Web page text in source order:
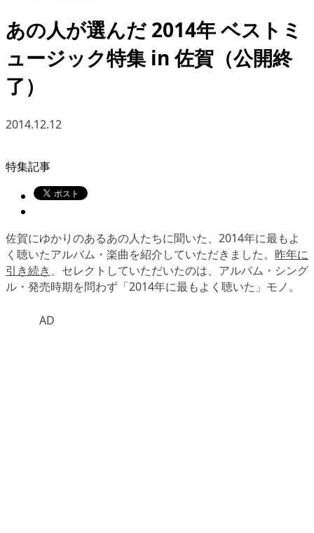
あの人が選んだ 2014年 ベストミ
ュージック特集 in 佐賀（公開終
了）
2014.12.12
特集記事
佐賀にゆかりのあるあの人たちに聞いた、2014年に最もよ
く聴いたアルバム・楽曲を紹介していただきました。 昨年に
引き続き 、セレクトしていただいたのは、アルバム・シング
ル・発売時期を問わず「2014年に最もよく聴いた」モノ。
AD